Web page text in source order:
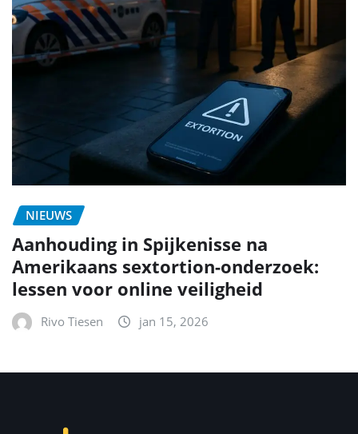
NIEUWS
Aanhouding in Spijkenisse na
Amerikaans sextortion-onderzoek:
lessen voor online veiligheid
Rivo Tiesen jan 15, 2026